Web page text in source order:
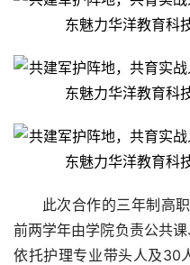
此次合作的三年制高
前两学年由学院负责公共
依托护理专业带头人及30